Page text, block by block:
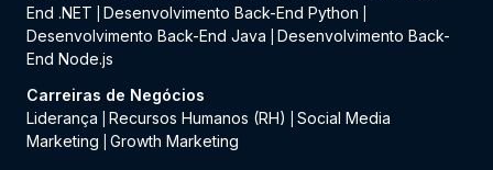
End .NET
Desenvolvimento Back-End Python
Desenvolvimento Back-End Java
Desenvolvimento Back-
End Node.js
Carreiras de Negócios
Liderança
Recursos Humanos (RH)
Social Media
Marketing
Growth Marketing